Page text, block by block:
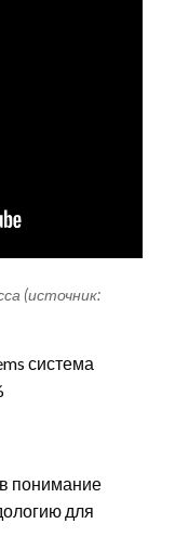
(источник:
система
понимание
для